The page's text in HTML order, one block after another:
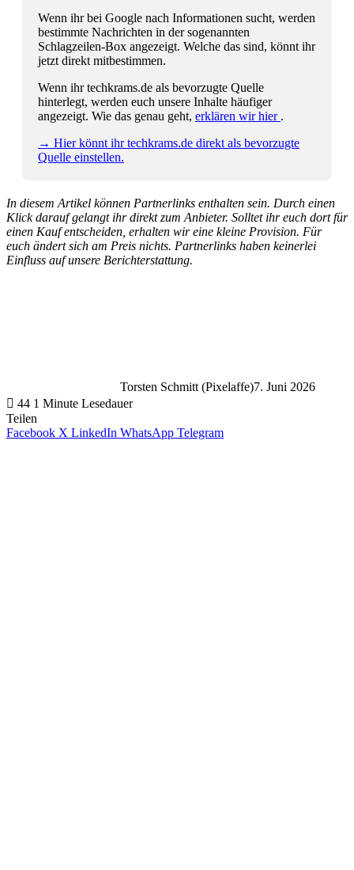
Wenn ihr bei Google nach Informationen sucht, werden
bestimmte Nachrichten in der sogenannten
Schlagzeilen-Box angezeigt. Welche das sind, könnt ihr
jetzt direkt mitbestimmen.
Wenn ihr techkrams.de als bevorzugte Quelle
hinterlegt, werden euch unsere Inhalte häufiger
angezeigt. Wie das genau geht, erklären wir hier .
→ Hier könnt ihr techkrams.de direkt als bevorzugte
Quelle einstellen.
In diesem Artikel können Partnerlinks enthalten sein. Durch einen
Klick darauf gelangt ihr direkt zum Anbieter. Solltet ihr euch dort für
einen Kauf entscheiden, erhalten wir eine kleine Provision. Für
euch ändert sich am Preis nichts. Partnerlinks haben keinerlei
Einfluss auf unsere Berichterstattung.
Torsten Schmitt (Pixelaffe)7. Juni 2026
44 1 Minute Lesedauer
Teilen
Facebook X LinkedIn WhatsApp Telegram